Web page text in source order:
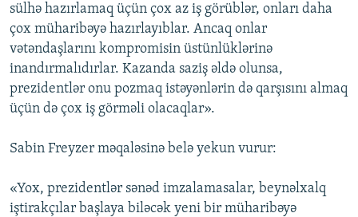
sülhə hazırlamaq üçün çox az iş görüblər, onları daha
çox müharibəyə hazırlayıblar. Ancaq onlar
vətəndaşlarını kompromisin üstünlüklərinə
inandırmalıdırlar. Kazanda saziş əldə olunsa,
prezidentlər onu pozmaq istəyənlərin də qarşısını almaq
üçün də çox iş görməli olacaqlar».
Sabin Freyzer məqaləsinə belə yekun vurur:
«Yox, prezidentlər sənəd imzalamasalar, beynəlxalq
iştirakçılar başlaya biləcək yeni bir müharibəyə